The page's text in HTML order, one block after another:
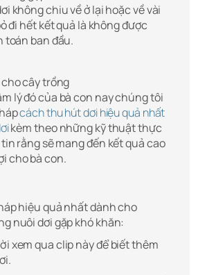
không chiu về ở lại hoặc về vài
đi hết kết quả là không được
toán ban đầu.
cây trồng
lý đó của bà con nay chúng tôi
cách thu hút dơi hiệu quả nhất
kèm theo những kỹ thuật thực
rằng sẽ mang đến kết quả cao
cho bà con.
hiệu quả nhất dành cho
nuôi dơi gặp khó khăn:
xem qua clip này để biết thêm